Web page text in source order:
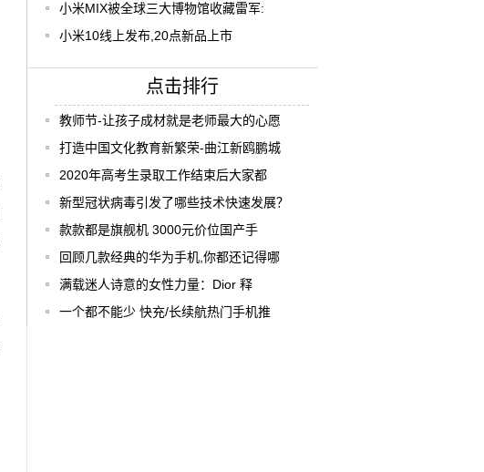
小米MIX被全球三大博物馆收藏雷军:
小米10线上发布,20点新品上市
点击排行
教师节-让孩子成材就是老师最大的心愿
打造中国文化教育新繁荣-曲江新鸥鹏城
2020年高考生录取工作结束后大家都
新型冠状病毒引发了哪些技术快速发展？
款款都是旗舰机 3000元价位国产手
回顾几款经典的华为手机,你都还记得哪
满载迷人诗意的女性力量：Dior 释
一个都不能少 快充/长续航热门手机推